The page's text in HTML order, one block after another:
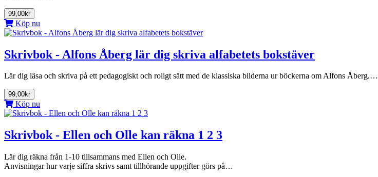
99,00kr
Köp nu
Skrivbok - Alfons Åberg lär dig skriva alfabetets bokstäver
Lär dig läsa och skriva på ett pedagogiskt och roligt sätt med de klassiska bilderna ur böckerna om Alfons Åberg.…
99,00kr
Köp nu
Skrivbok - Ellen och Olle kan räkna 1 2 3
Lär dig räkna från 1-10 tillsammans med Ellen och Olle.
Anvisningar hur varje siffra skrivs samt tillhörande uppgifter görs på…